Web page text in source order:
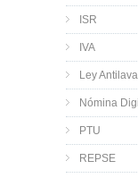
ISR
IVA
Ley
Nómina
PTU
REPSE